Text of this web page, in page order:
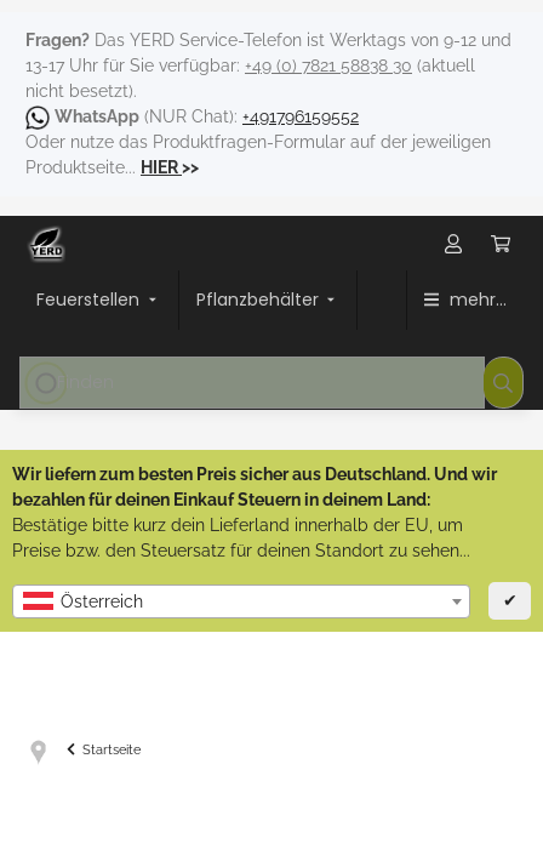
Fragen? Das YERD Service-Telefon ist Werktags von 9-12 und
13-17 Uhr für Sie verfügbar: +49 (0) 7821 58838 30 (aktuell
nicht besetzt).
WhatsApp (NUR Chat): +491796159552
Oder nutze das Produktfragen-Formular auf der jeweiligen
Produktseite... HIER>>
Feuerstellen Pflanzbehälter mehr...
Wir liefern zum besten Preis sicher aus Deutschland. Und wir
bezahlen für deinen Einkauf Steuern in deinem Land:
Bestätige bitte kurz dein Lieferland innerhalb der EU, um
Preise bzw. den Steuersatz für deinen Standort zu sehen...
Österreich ✔
Startseite